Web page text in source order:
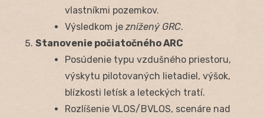
vlastníkmi pozemkov.
Výsledkom jeznížený GRC.
Stanovenie počiatočného ARC
Posúdenie typu vzdušného priestoru,
výskytu pilotovaných lietadiel, výšok,
blízkosti letísk a leteckých tratí.
Rozlíšenie VLOS/BVLOS, scenáre nad